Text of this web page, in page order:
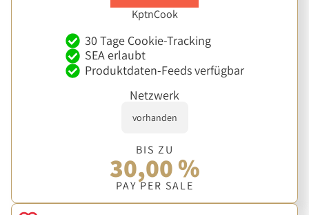
KptnCook
30 Tage Cookie-Tracking
SEA erlaubt
Produktdaten-Feeds verfügbar
Netzwerk
vorhanden
BIS ZU
30,00 %
PAY PER SALE